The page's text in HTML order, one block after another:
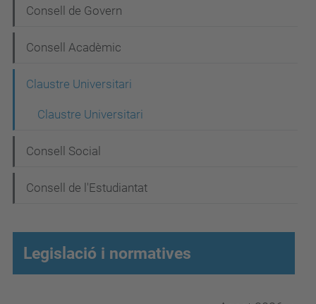
a
v
a
i
ó
Consell de Govern
Consell Acadèmic
Claustre Universitari
Claustre Universitari
Consell Social
Consell de l'Estudiantat
Legislació i normatives